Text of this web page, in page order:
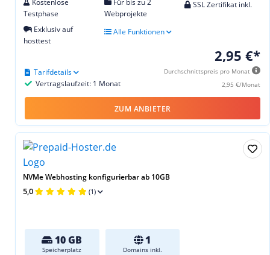
Kostenlose
Testphase
Für bis zu 2
Webprojekte
SSL Zertifikat inkl.
Exklusiv auf
hosttest
Alle Funktionen
2,95 €*
Durchschnittspreis pro Monat
2,95 €/Monat
Vertragslaufzeit: 1 Monat
Tarifdetails
ZUM ANBIETER
NVMe Webhosting konfigurierbar ab 10GB
5,0 (1)
10 GB
Speicherplatz
1
Domains inkl.